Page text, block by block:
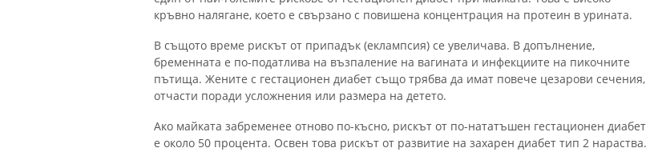
кръвно налягане, което е свързано с повишена концентрация на протеин в урината.
В същото време рискът от припадък (еклампсия) се увеличава. В допълнение,
бременната е по-податлива на възпаление на вагината и инфекциите на пикочните
пътища. Жените с гестационен диабет също трябва да имат повече цезарови сечения,
отчасти поради усложнения или размера на детето.
Ако майката забременее отново по-късно, рискът от по-нататъшен гестационен диабет
е около 50 процента. Освен това рискът от развитие на захарен диабет тип 2 нараства.